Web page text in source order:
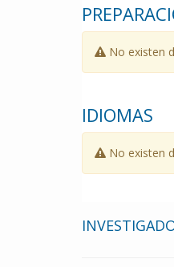
No existen
IDIOMAS
No existen